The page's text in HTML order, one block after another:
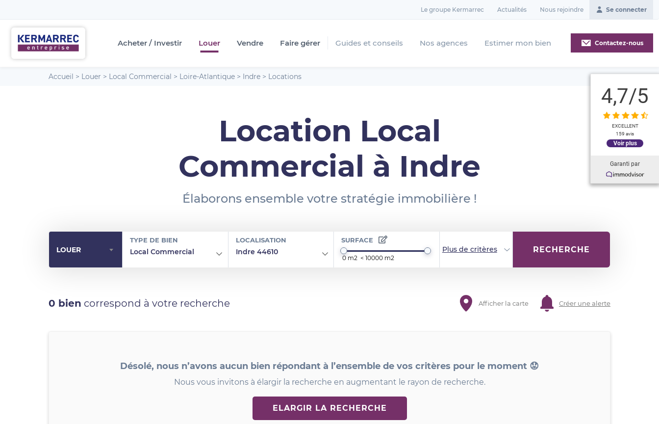
Le groupe Kermarrec Actualités Nous rejoindre Se connecter
Acheter / Investir Louer Vendre Faire gérer Guides et conseils Nos agences Estimer mon bien Contactez-nous
Accueil > Louer > Local Commercial > Loire-Atlantique > Indre > Locations
Location Local
Commercial à Indre
Élaborons ensemble votre stratégie immobilière !
LOUER
TYPE DE BIEN
Local Commercial
LOCALISATION
Indre 44610
SURFACE
Plus de critères RECHERCHE
0 bien correspond à votre recherche Afficher la carte Créer une alerte
Désolé, nous n’avons aucun bien répondant à l’ensemble de vos critères pour le moment 😟
Nous vous invitons à élargir la recherche en augmentant le rayon de recherche.
ELARGIR LA RECHERCHE
4,7/5
EXCELLENT
159 avis
Voir plus
Garanti par